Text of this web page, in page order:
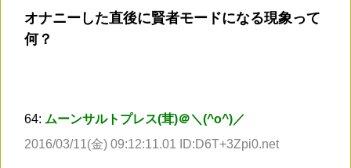
オナニーした直後に賢者モードになる現象って
何？
64: ムーンサルトプレス(茸)＠＼(^o^)／
2016/03/11(金) 09:12:11.01 ID:D6T+3Zpi0.net